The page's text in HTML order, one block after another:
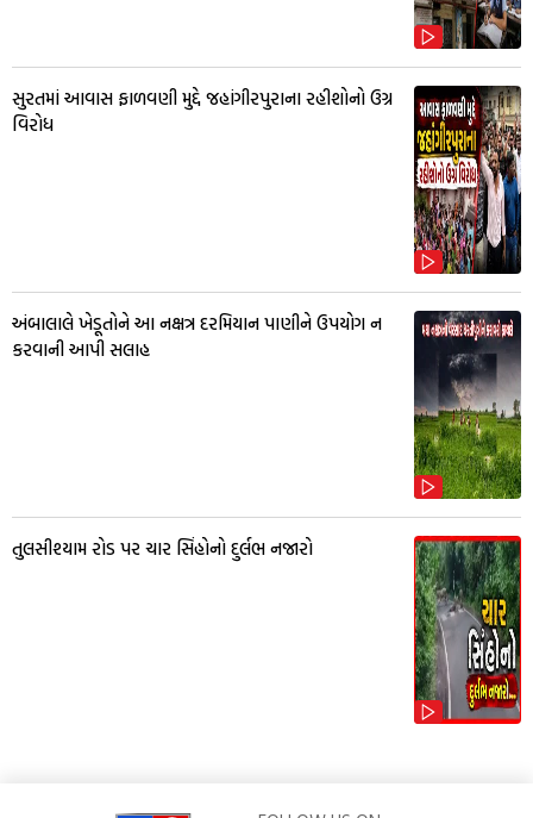
સુરતમાં આવાસ ફાળવણી મુદ્દે જહાંગીરપુરાના રહીશોનો ઉગ્ર
વિરોધ
અંબાલાલે ખેડૂતોને આ નક્ષત્ર દરમિયાન પાણીને ઉપયોગ ન
કરવાની આપી સલાહ
તુલસીશ્યામ રોડ પર ચાર સિંહોનો દુર્લભ નજારો